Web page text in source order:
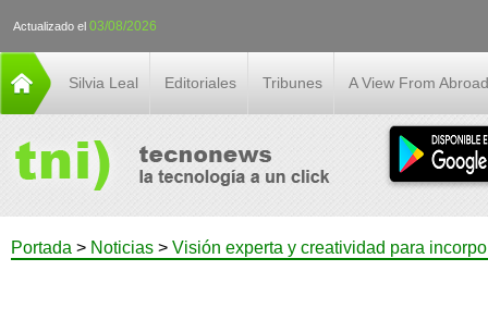
Actualizado el 03/08/2026
Silvia Leal Editoriales Tribunes A View From Abroad
Portada > Noticias > Visión experta y creatividad para